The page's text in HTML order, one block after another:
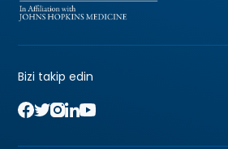
Bizi takip edin